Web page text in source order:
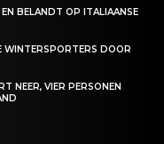
BELANDT OP ITALIAANSE
WINTERSPORTERS DOOR
NEER, VIER PERSONEN